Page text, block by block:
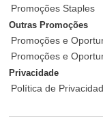
Promoções Staples
Outras Promoções
Promoções e
Promoções e
Privacidade
Política de